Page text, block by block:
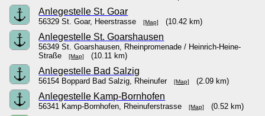
Anlegestelle St. Goar
56329 St. Goar, Heerstrasse[Map] (10.42 km)
Anlegestelle St. Goarshausen
56349 St. Goarshausen, Rheinpromenade / Heinrich-Heine-
Straße[Map] (10.11 km)
Anlegestelle Bad Salzig
56154 Boppard Bad Salzig, Rheinufer[Map] (2.09 km)
Anlegestelle Kamp-Bornhofen
56341 Kamp-Bornhofen, Rheinuferstrasse[Map] (0.52 km)